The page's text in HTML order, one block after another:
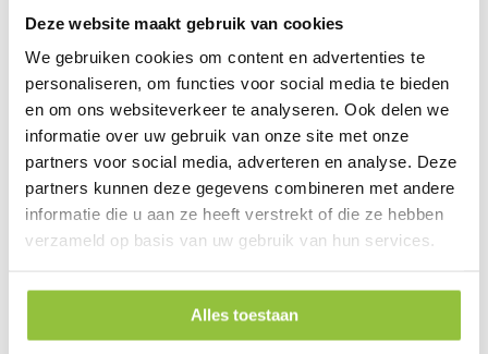
Deze website maakt gebruik van cookies
We gebruiken cookies om content en advertenties te
personaliseren, om functies voor social media te bieden
en om ons websiteverkeer te analyseren. Ook delen we
informatie over uw gebruik van onze site met onze
partners voor social media, adverteren en analyse. Deze
partners kunnen deze gegevens combineren met andere
informatie die u aan ze heeft verstrekt of die ze hebben
verzameld op basis van uw gebruik van hun services.
Alles toestaan
FOAMPIPET MODEL G1H 1/5
5 pipet in folieverpakking.
500 stuks in doos.
€ 60,50
€ 50,00
IN KRUIWAGEN